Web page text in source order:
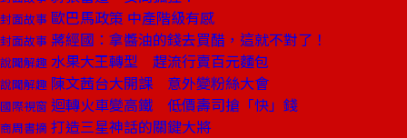
封面故事 歐巴馬政策 中產階級有感
封面故事 蔣經國：拿醬油的錢去買醋，這就不對了！
說聞解趣 水果大王轉型 趕流行賣百元麵包
說聞解趣 陳文茜台大開課 意外變粉絲大會
國際視窗 迴轉火車變高鐵 低價壽司搶「快」錢
商周書摘 打造三星神話的關鍵大將